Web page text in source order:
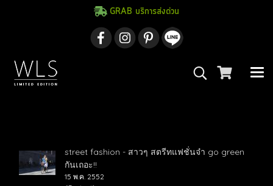
GRAB บริการส่งด่วน
street fashion - สาวๆ สตรีทแฟชั่นจ๋า go green
กันเถอะ!!
15 พ.ค. 2552